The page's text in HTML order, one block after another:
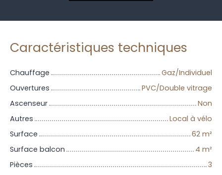
Caractéristiques techniques
Chauffage
Gaz/Individuel
Ouvertures
PVC/Double vitrage
Ascenseur
Non
Autres
Local à vélo
Surface
62 m²
Surface balcon
4 m²
Pièces
3